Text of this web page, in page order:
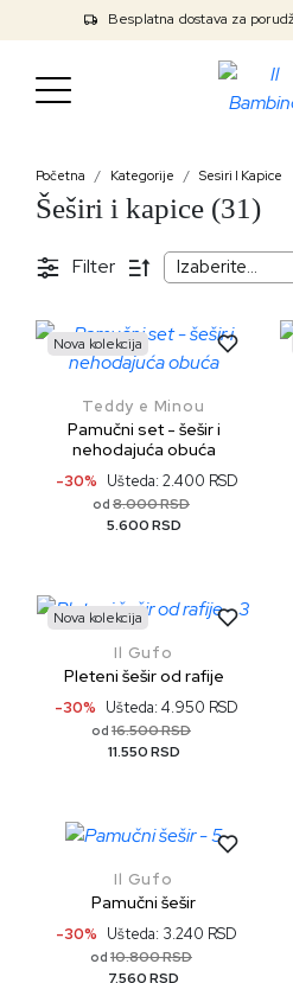
Besplatna dostava za
Početna Kategorije Sesiri I Kapice
Šeširi i kapice (31)
Filter
Nova kolekcija
Teddy e Minou
Pamučni set - šešir i
nehodajuća obuća
-30% Ušteda: 2.400 RSD
od 8.000 RSD
5.600 RSD
Nova kolekcija
Il Gufo
Pleteni šešir od rafije
-30% Ušteda: 4.950 RSD
od 16.500 RSD
11.550 RSD
Il Gufo
Pamučni šešir
-30% Ušteda: 3.240 RSD
od 10.800 RSD
7.560 RSD